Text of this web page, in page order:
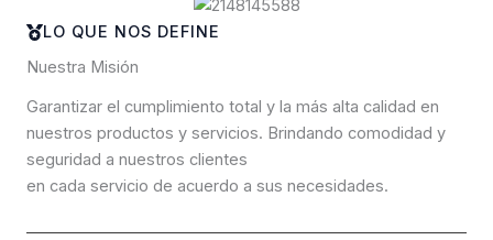
LO QUE NOS DEFINE
Nuestra Misión
Garantizar el cumplimiento total y la más alta calidad en
nuestros productos y servicios. Brindando comodidad y
seguridad a nuestros clientes
en cada servicio de acuerdo a sus necesidades.